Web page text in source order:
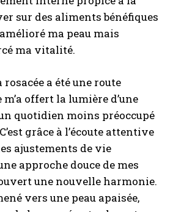
sur des aliments bénéfiques
ma peau mais
ma vitalité.
a été une route
offert la lumière d’une
quotidien moins préoccupé
grâce à l’écoute attentive
ajustements de vie
approche douce de mes
une nouvelle harmonie.
vers une peau apaisée,